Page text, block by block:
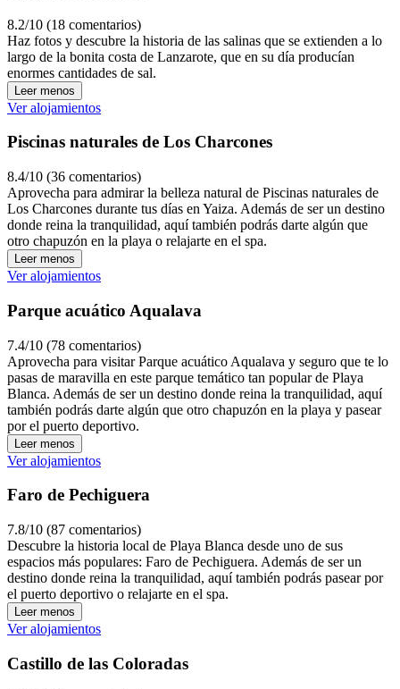
8.2/10 (18 comentarios)
Haz fotos y descubre la historia de las salinas que se extienden a lo
largo de la bonita costa de Lanzarote, que en su día producían
enormes cantidades de sal.
Leer menos
Ver alojamientos
Piscinas naturales de Los Charcones
8.4/10 (36 comentarios)
Aprovecha para admirar la belleza natural de Piscinas naturales de
Los Charcones durante tus días en Yaiza. Además de ser un destino
donde reina la tranquilidad, aquí también podrás darte algún que
otro chapuzón en la playa o relajarte en el spa.
Leer menos
Ver alojamientos
Parque acuático Aqualava
7.4/10 (78 comentarios)
Aprovecha para visitar Parque acuático Aqualava y seguro que te lo
pasas de maravilla en este parque temático tan popular de Playa
Blanca. Además de ser un destino donde reina la tranquilidad, aquí
también podrás darte algún que otro chapuzón en la playa y pasear
por el puerto deportivo.
Leer menos
Ver alojamientos
Faro de Pechiguera
7.8/10 (87 comentarios)
Descubre la historia local de Playa Blanca desde uno de sus
espacios más populares: Faro de Pechiguera. Además de ser un
destino donde reina la tranquilidad, aquí también podrás pasear por
el puerto deportivo o relajarte en el spa.
Leer menos
Ver alojamientos
Castillo de las Coloradas